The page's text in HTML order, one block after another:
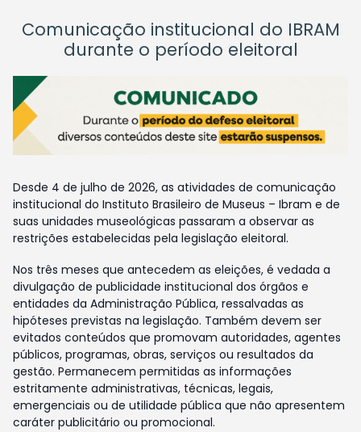
Comunicação institucional do IBRAM
durante o período eleitoral
Desde 4 de julho de 2026, as atividades de comunicação
institucional do Instituto Brasileiro de Museus – Ibram e de
suas unidades museológicas passaram a observar as
restrições estabelecidas pela legislação eleitoral.
Nos três meses que antecedem as eleições, é vedada a
divulgação de publicidade institucional dos órgãos e
entidades da Administração Pública, ressalvadas as
hipóteses previstas na legislação. Também devem ser
evitados conteúdos que promovam autoridades, agentes
públicos, programas, obras, serviços ou resultados da
gestão. Permanecem permitidas as informações
estritamente administrativas, técnicas, legais,
emergenciais ou de utilidade pública que não apresentem
caráter publicitário ou promocional.